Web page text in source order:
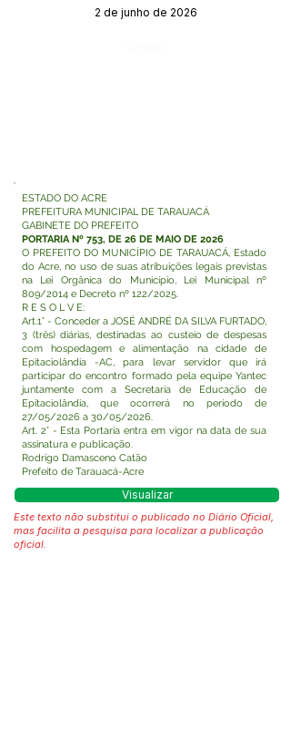
2 de junho de 2026
ESTADO DO ACRE
PREFEITURA MUNICIPAL DE TARAUACÁ
GABINETE DO PREFEITO
PORTARIA Nº 753, DE 26 DE MAIO DE 2026
O PREFEITO DO MUNICÍPIO DE TARAUACÁ, Estado
do Acre, no uso de suas atribuições legais previstas
na Lei Orgânica do Município, Lei Municipal nº
809/2014 e Decreto nº 122/2025.
R E S O L V E:
Art.1° - Conceder a JOSÉ ANDRÉ DA SILVA FURTADO,
3 (três) diárias, destinadas ao custeio de despesas
com hospedagem e alimentação na cidade de
Epitaciolândia -AC, para levar servidor que irá
participar do encontro formado pela equipe Yantec
juntamente com a Secretaria de Educação de
Epitaciolândia, que ocorrerá no período de
27/05/2026 a 30/05/2026.
Art. 2° - Esta Portaria entra em vigor na data de sua
assinatura e publicação.
Rodrigo Damasceno Catão
Prefeito de Tarauacá-Acre
Visualizar
Este texto não substitui o publicado no Diário Oficial,
mas facilita a pesquisa para localizar a publicação
oficial.